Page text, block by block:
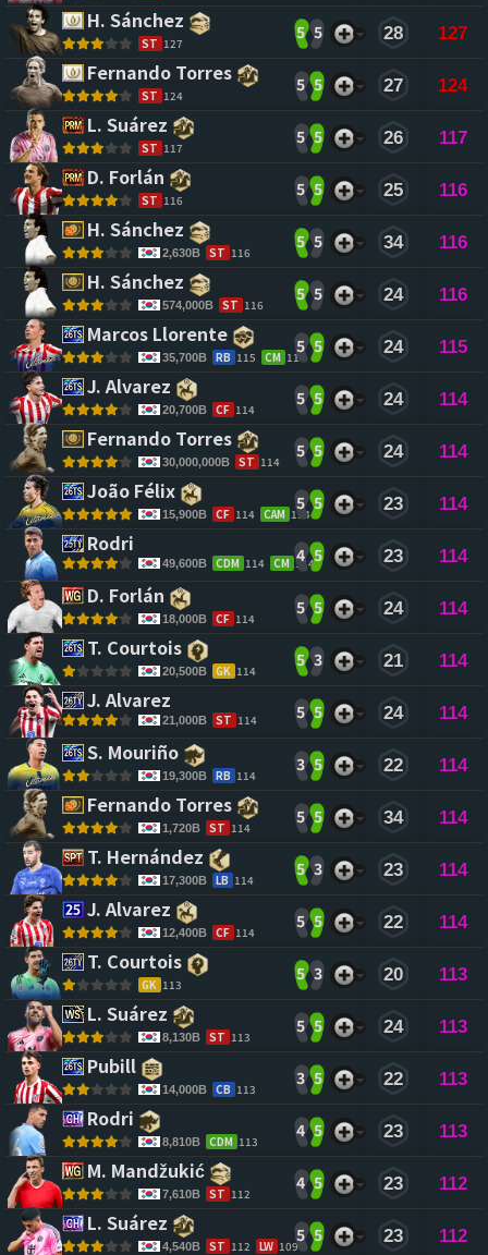
H. Sánchez
ST 127
5 5 28 127
Fernando Torres
ST 124
5 5 27 124
L. Suárez
ST 117
5 5 26 117
D. Forlán
ST 116
5 5 25 116
H. Sánchez
2,630B ST 116
5 5 34 116
H. Sánchez
574,000B ST 116
5 5 24 116
Marcos Llorente
35,700B RB 115 CM 114
5 5 24 115
J. Alvarez
20,700B CF 114
5 5 24 114
Fernando Torres
30,000,000B ST 114
5 5 24 114
João Félix
15,900B CF 114 CAM 114
5 5 23 114
Rodri
49,600B CDM 114 CM 114
4 5 23 114
D. Forlán
18,000B CF 114
5 5 24 114
T. Courtois
20,500B GK 114
5 3 21 114
J. Alvarez
21,000B ST 114 5 5 24 114
S. Mouriño
19,300B RB 114
3 5 22 114
Fernando Torres
1,720B ST 114
5 5 34 114
T. Hernández
17,300B LB 114
5 3 23 114
J. Alvarez
12,400B CF 114
5 5 22 114
T. Courtois
GK 113
5 3 20 113
L. Suárez
8,130B ST 113
5 5 24 113
Pubill
14,000B CB 113
3 5 22 113
Rodri
8,810B CDM 113
4 5 23 113
M. Mandžukić
7,610B ST 112
4 5 23 112
L. Suárez
4,540B ST 112 LW 109
5 5 23 112